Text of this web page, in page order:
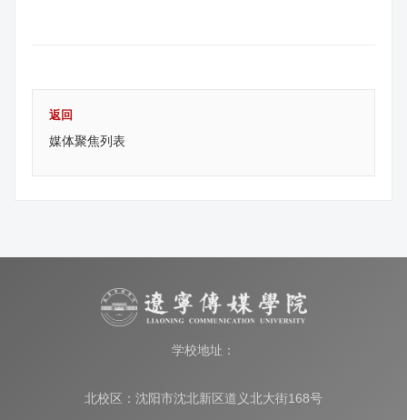
返回
媒体聚焦列表
学校地址：
北校区：沈阳市沈北新区道义北大街168号